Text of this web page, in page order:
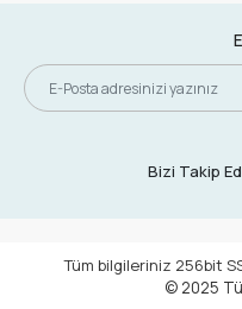
Bizi Takip
Tüm bilgileriniz 256bit
© 2025